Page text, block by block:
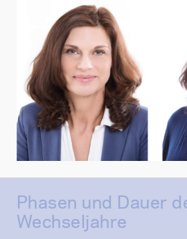
Phasen und Dauer
Wechseljahre